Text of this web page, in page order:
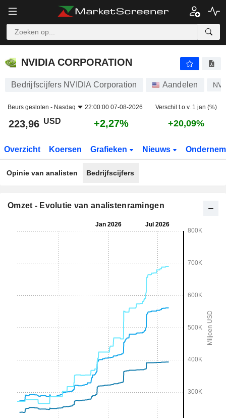
NVIDIA CORPORATION
NVIDIA CORPORATION
Bedrijfscijfers NVIDIA Corporation Aandelen
Beurs gesloten - Nasdaq 22:00:00 07-08-2026 Verschil t.o.v. 1 jan (%)
223,96 USD +2,27% +20,09%
Overzicht Koersen Grafieken Nieuws
Opinie van analisten Bedrijfscijfers
Omzet - Evolutie van analistenramingen